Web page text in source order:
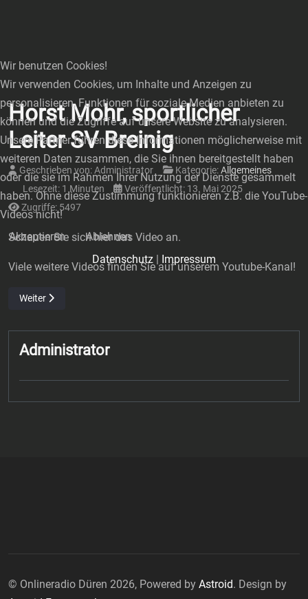
Horst Mohr, sportlicher
Leiter SV Breinig
Geschrieben von:Administrator Kategorie:Allgemeines
Lesezeit: 1 Minuten
Veröffentlicht: 13. Mai 2025
Zugriffe: 5497
Schauen Sie sich hier das Video an.
Viele weitere Videos finden Sie auf unserem Youtube-Kanal!
Nächster Beitrag: Tim Peter – Außenangreifer des VfB
Weiter
Administrator
© Onlineradio Düren 2026, Powered by Astroid. Design by
Wir benutzen Cookies!
Wir verwenden Cookies, um Inhalte und Anzeigen zu
personalisieren, Funktionen für soziale Medien anbieten zu
können und die Zugriffe auf unsere Website zu analysieren.
Unsere Partner führen diese Informationen möglicherweise mit
weiteren Daten zusammen, die Sie ihnen bereitgestellt haben
oder die sie im Rahmen Ihrer Nutzung der Dienste gesammelt
haben. Ohne diese Zustimmung funktionieren z.B. die YouTube-
Videos nicht!
Akzeptieren
Ablehnen
Datenschutz | Impressum